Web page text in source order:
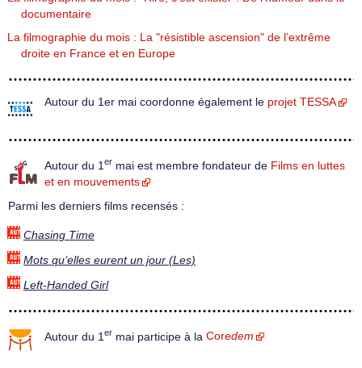
documentaire
La filmographie du mois : La "résistible ascension" de l’extrême
droite en France et en Europe
Autour du 1er mai coordonne également le projet TESSA
Autour du 1 er mai est membre fondateur de Films en luttes
et en mouvements
Parmi les derniers films recensés :
Chasing Time
Mots qu’elles eurent un jour (Les)
Left-Handed Girl
Autour du 1 er mai participe à la Coredem